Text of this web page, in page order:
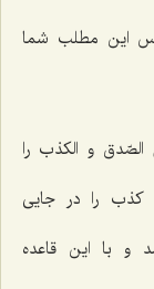
این مطلب شما
الصّدق و الکذب را
کذب را در جایی
و با این قاعده